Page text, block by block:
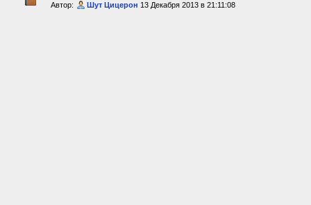
Автор: Шут Цицерон 13 Декабря 2013 в 21:11:08